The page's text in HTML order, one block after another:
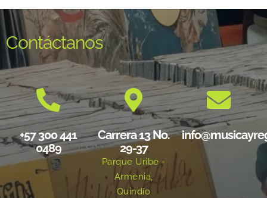
Contáctanos
+57 300 441
0489
Carrera 13 No.
29-37
Parque Uribe -
Armenia,
Quindío